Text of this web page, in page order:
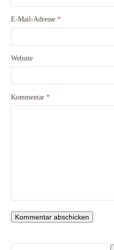
E-Mail-Adresse*
Website
Kommentar*